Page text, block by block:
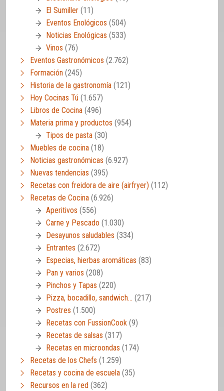
El Sumiller (11)
Eventos Enológicos (504)
Noticias Enológicas (533)
Vinos (76)
Eventos Gastronómicos (2.762)
Formación (245)
Historia de la gastronomía (121)
Hoy Cocinas Tú (1.657)
Libros de Cocina (496)
Materia prima y productos (954)
Tipos de pasta (30)
Muebles de cocina (18)
Noticias gastronómicas (6.927)
Nuevas tendencias (395)
Recetas con freidora de aire (airfryer) (112)
Recetas de Cocina (6.926)
Aperitivos (556)
Carne y Pescado (1.030)
Desayunos saludables (334)
Entrantes (2.672)
Especias, hierbas aromáticas (83)
Pan y varios (208)
Pinchos y Tapas (220)
Pizza, bocadillo, sandwich… (217)
Postres (1.500)
Recetas con FussionCook (9)
Recetas de salsas (317)
Recetas en microondas (174)
Recetas de los Chefs (1.259)
Recetas y cocina de escuela (35)
Recursos en la red (362)